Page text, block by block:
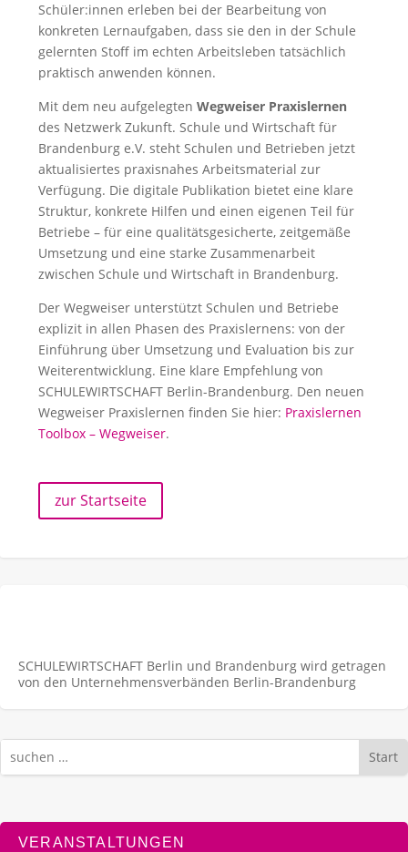
Schüler:innen erleben bei der Bearbeitung von
konkreten Lernaufgaben, dass sie den in der Schule
gelernten Stoff im echten Arbeitsleben tatsächlich
praktisch anwenden können.
Mit dem neu aufgelegten Wegweiser Praxislernen
des Netzwerk Zukunft. Schule und Wirtschaft für
Brandenburg e.V. steht Schulen und Betrieben jetzt
aktualisiertes praxisnahes Arbeitsmaterial zur
Verfügung. Die digitale Publikation bietet eine klare
Struktur, konkrete Hilfen und einen eigenen Teil für
Betriebe – für eine qualitätsgesicherte, zeitgemäße
Umsetzung und eine starke Zusammenarbeit
zwischen Schule und Wirtschaft in Brandenburg.
Der Wegweiser unterstützt Schulen und Betriebe
explizit in allen Phasen des Praxislernens: von der
Einführung über Umsetzung und Evaluation bis zur
Weiterentwicklung. Eine klare Empfehlung von
SCHULEWIRTSCHAFT Berlin-Brandenburg. Den neuen
Wegweiser Praxislernen finden Sie hier: Praxislernen
Toolbox – Wegweiser.
zur Startseite
SCHULEWIRTSCHAFT Berlin und Brandenburg wird getragen
von den Unternehmens­verbänden Berlin-Brandenburg
Start
VERANSTALTUNGEN